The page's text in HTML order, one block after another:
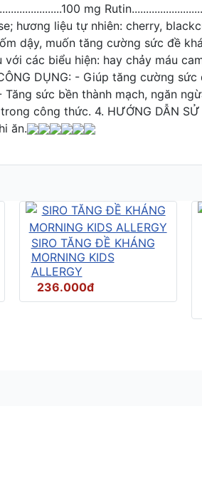
mg
hương liệu tự nhiên: cherry,
dậy, muốn tăng cường sức đề
các biểu hiện: hay chảy máu
DỤNG: - Giúp tăng cường
sức bền thành mạch, ngăn
công thức. 4. HƯỚNG DẪN
ăn.
SIRO TĂNG ĐỀ KHÁNG
MORNING KIDS
ALLERGY
236.000đ